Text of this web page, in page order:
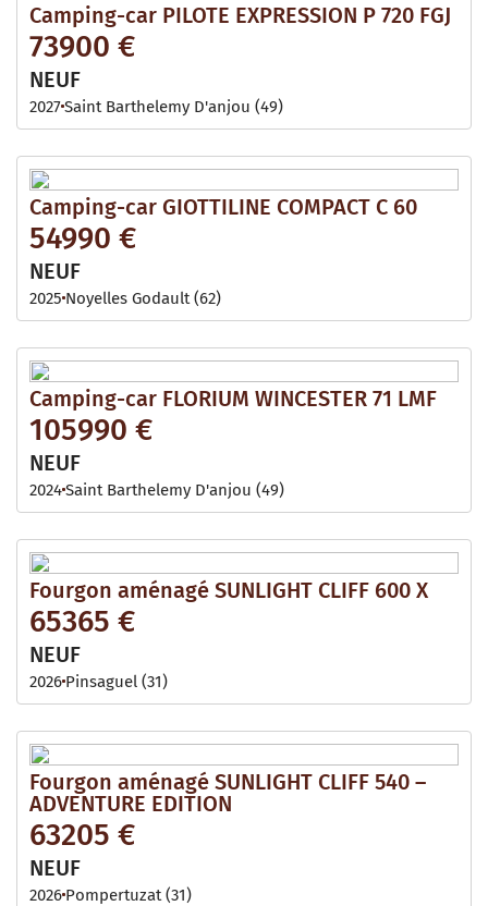
Camping-car PILOTE EXPRESSION P 720 FGJ
73900 €
NEUF
2027Saint Barthelemy D'anjou (49)
Camping-car GIOTTILINE COMPACT C 60
54990 €
NEUF
2025 Noyelles Godault (62)
Camping-car FLORIUM WINCESTER 71 LMF
105990 €
NEUF
2024Saint Barthelemy D'anjou (49)
Fourgon aménagé SUNLIGHT CLIFF 600 X
65365 €
NEUF
2026 Pinsaguel (31)
Fourgon aménagé SUNLIGHT CLIFF 540 –
ADVENTURE EDITION
63205 €
NEUF
2026 Pompertuzat (31)